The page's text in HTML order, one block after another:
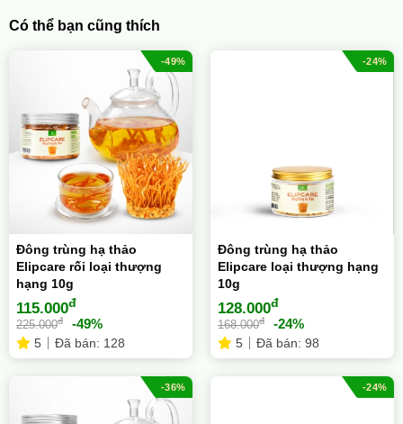
Có thể bạn cũng thích
-49%
Đông trùng hạ thảo
Elipcare rối loại thượng
hạng 10g
115.000đ
225.000đ -49%
5 Đã bán: 128
-24%
Đông trùng hạ thảo
Elipcare loại thượng hạng
10g
128.000đ
168.000đ -24%
5 Đã bán: 98
-36% -24%